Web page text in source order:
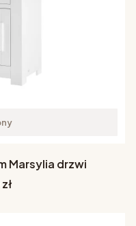
Marsylia drzwi